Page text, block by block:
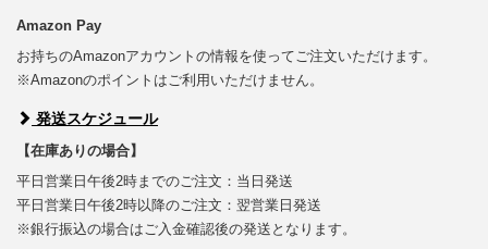
Amazon Pay
お持ちのAmazonアカウントの情報を使ってご注文いただけます。
※Amazonのポイントはご利用いただけません。
発送スケジュール
【在庫ありの場合】
平日営業日午後2時までのご注文：当日発送
平日営業日午後2時以降のご注文：翌営業日発送
※銀行振込の場合はご入金確認後の発送となります。